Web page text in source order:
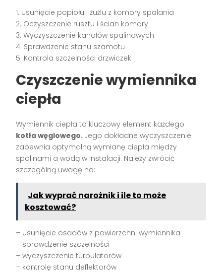
1. Usunięcie popiołu i żużlu z komory spalania
2. Oczyszczenie rusztu i ścian komory
3. Wyczyszczenie kanałów spalinowych
4. Sprawdzenie stanu szamotu
5. Kontrola szczelności drzwiczek
Czyszczenie wymiennika
ciepła
Wymiennik ciepła to kluczowy element każdego
kotła węglowego. Jego dokładne wyczyszczenie
zapewnia optymalną wymianę ciepła między
spalinami a wodą w instalacji. Należy zwrócić
szczególną uwagę na:
Jak wyprać narożnik i ile to może
kosztować?
– usunięcie osadów z powierzchni wymiennika
– sprawdzenie szczelności
– wyczyszczenie turbulatorów
– kontrolę stanu deflektorów